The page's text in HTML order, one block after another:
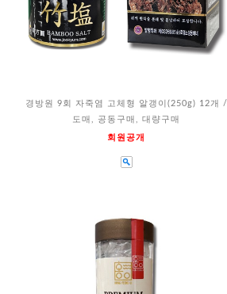
경방원 9회 자죽염 고체형 알갱이(250g) 12개 /
도매, 공동구매, 대량구매
회원공개